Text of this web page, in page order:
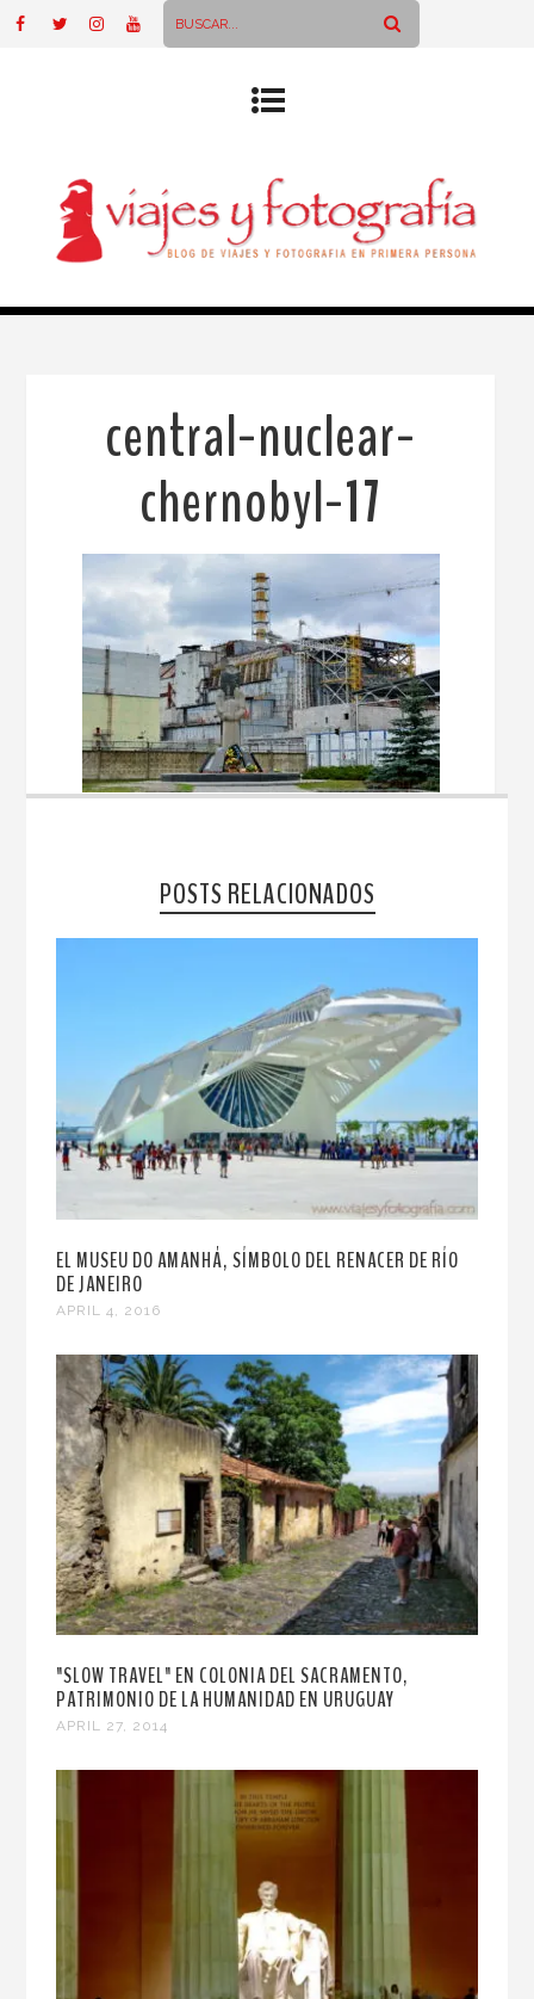
central-nuclear-
chernobyl-17
POSTS RELACIONADOS
EL MUSEU DO AMANHÁ, SÍMBOLO DEL RENACER DE RÍO
DE JANEIRO
APRIL 4, 2016
"SLOW TRAVEL" EN COLONIA DEL SACRAMENTO,
PATRIMONIO DE LA HUMANIDAD EN URUGUAY
APRIL 27, 2014